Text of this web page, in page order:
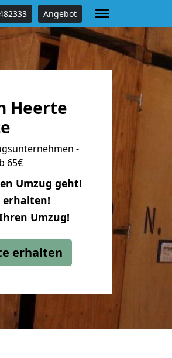
Angebot
Heerte
-
65€
Umzug geht!
erhalten!
Umzug!
erhalten